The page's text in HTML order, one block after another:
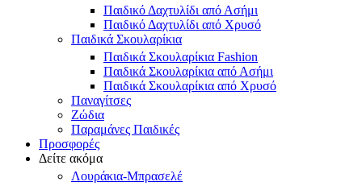
Παιδικό Δαχτυλίδι από Ασήμι
Παιδικό Δαχτυλίδι από Χρυσό
Παιδικά Σκουλαρίκια
Παιδικά Σκουλαρίκια Fashion
Παιδικά Σκουλαρίκια από Ασήμι
Παιδικά Σκουλαρίκια από Χρυσό
Παναγίτσες
Ζώδια
Παραμάνες Παιδικές
Προσφορές
Δείτε ακόμα
Λουράκια-Μπρασελέ